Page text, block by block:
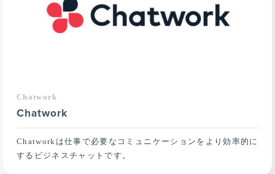
Chatwork
Chatwork
Chatworkは仕事で必要なコミュニケーションをより効率的に
するビジネスチャットです。